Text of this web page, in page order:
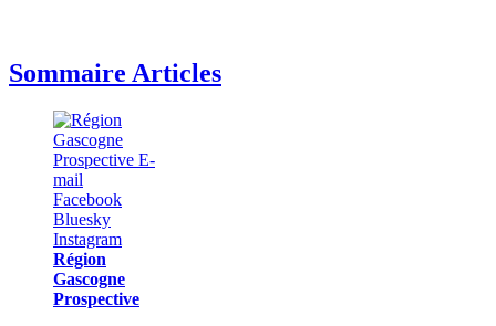
Sommaire Articles
Région
Gascogne
Prospective